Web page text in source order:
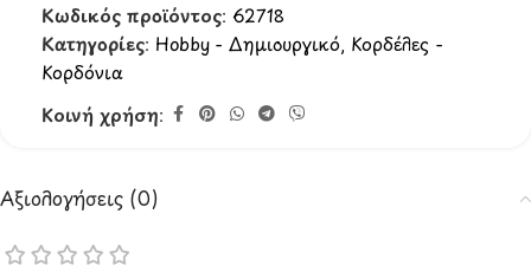
Κωδικός προϊόντος: 62718
Κατηγορίες: Hobby - Δημιουργικό, Κορδέλες -
Κορδόνια
Κοινή χρήση:
Αξιολογήσεις (0)